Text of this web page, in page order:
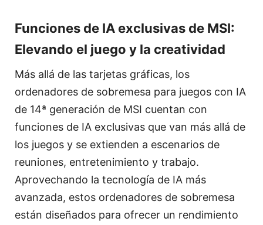
Funciones de IA exclusivas de MSI:
Elevando el juego y la creatividad
Más allá de las tarjetas gráficas, los
ordenadores de sobremesa para juegos con IA
de 14ª generación de MSI cuentan con
funciones de IA exclusivas que van más allá de
los juegos y se extienden a escenarios de
reuniones, entretenimiento y trabajo.
Aprovechando la tecnología de IA más
avanzada, estos ordenadores de sobremesa
están diseñados para ofrecer un rendimiento